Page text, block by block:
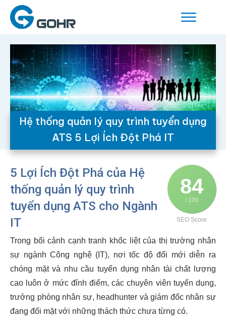
Hệ thống quản lý quy trình tuyển dụng
ATS 5 Lợi Ích Đột Phá IT
84
/ 100
SEO Score
5 Lợi Ích Đột Phá của Hệ
thống quản lý quy trình
tuyển dụng ATS cho Ngành
IT
Trong bối cảnh cạnh tranh khốc liệt của thị trường nhân
sự ngành Công nghệ (IT), nơi tốc độ đổi mới diễn ra
chóng mặt và nhu cầu tuyển dụng nhân tài chất lượng
cao luôn ở mức đỉnh điểm, các chuyên viên tuyển dụng,
trưởng phòng nhân sự, headhunter và giám đốc nhân sự
đang đối mặt với những thách thức chưa từng có.